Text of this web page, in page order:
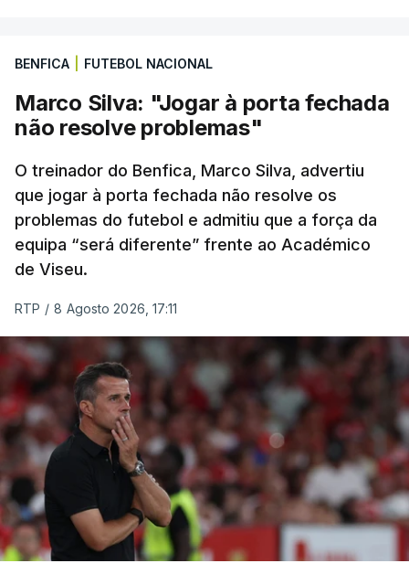
primeira chegada em alto, à Torre na Serra da
Estrela, a 1.961 metros de altitude, que pode criar
diferenças significativas na classificação geral,
após um trajeto de 154,6 quilómetros, com início
em Figueiró dos Vinhos, que inclui três contagens
de montanha de terceira categoria e uma de
segunda antes da subida final, a única de
categoria especial na prova.
BENFICA FUTEBOL NACIONAL
Marco Silva: "Jogar à porta fechada
não resolve problemas"
O treinador do Benfica, Marco Silva, advertiu
que jogar à porta fechada não resolve os
problemas do futebol e admitiu que a força da
equipa “será diferente” frente ao Académico
de Viseu.
RTP / 8 Agosto 2026, 17:11